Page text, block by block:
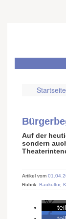
Startseite
Auf der
sondern
Artikel vom
Rubrik: Baukultur,